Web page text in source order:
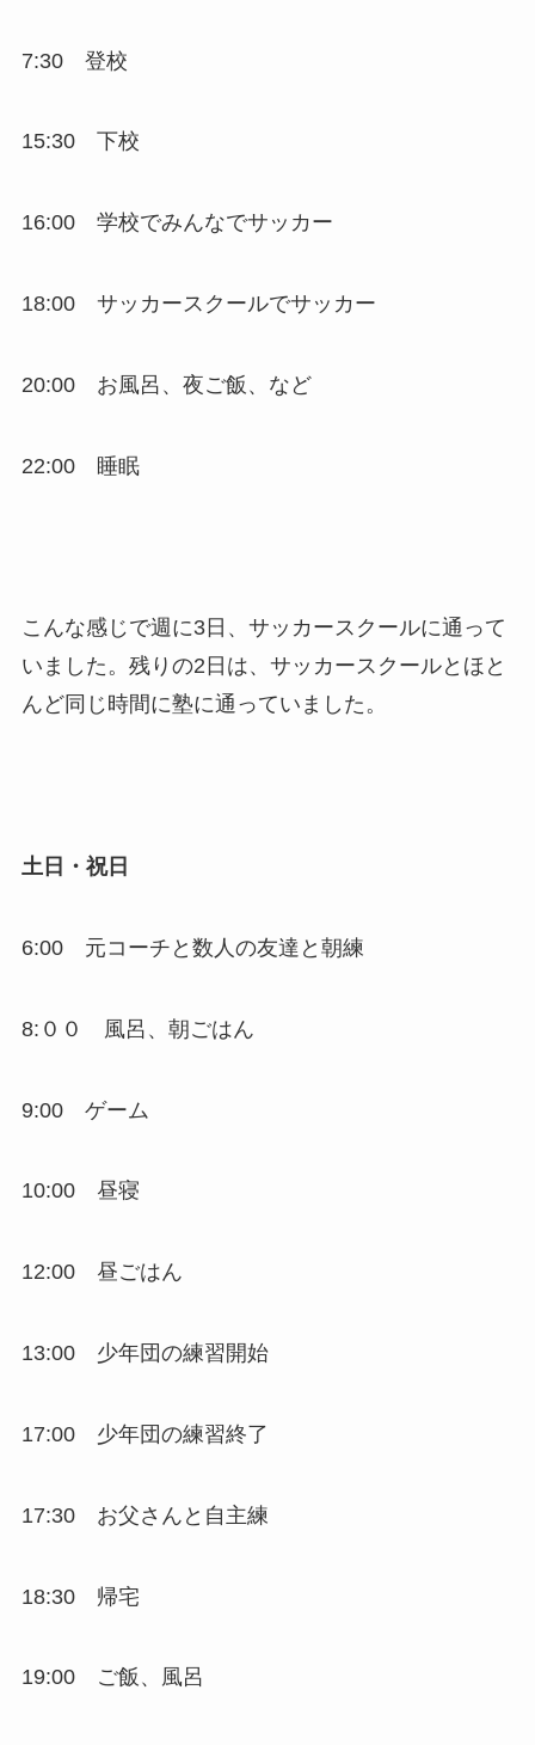
7:30 登校
15:30 下校
16:00 学校でみんなでサッカー
18:00 サッカースクールでサッカー
20:00 お風呂、夜ご飯、など
22:00 睡眠
こんな感じで週に3日、サッカースクールに通って
いました。残りの2日は、サッカースクールとほと
んど同じ時間に塾に通っていました。
土日・祝日
6:00 元コーチと数人の友達と朝練
8:００ 風呂、朝ごはん
9:00 ゲーム
10:00 昼寝
12:00 昼ごはん
13:00 少年団の練習開始
17:00 少年団の練習終了
17:30 お父さんと自主練
18:30 帰宅
19:00 ご飯、風呂